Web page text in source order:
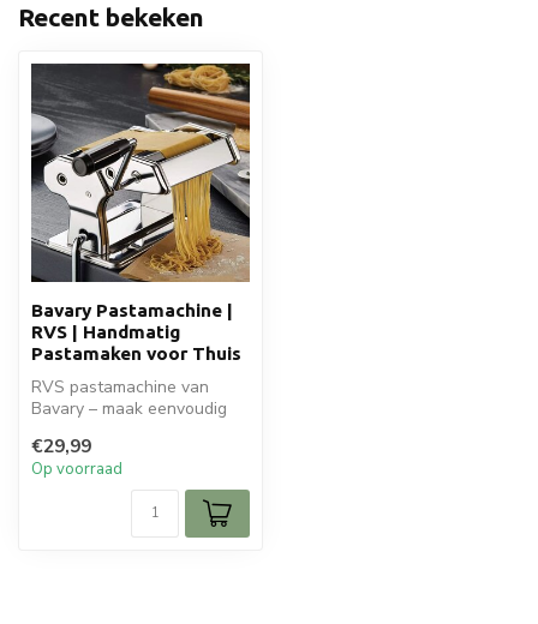
Recent bekeken
Bavary Pastamachine |
RVS | Handmatig
Pastamaken voor Thuis
RVS pastamachine van
Bavary – maak eenvoudig
spaghetti, t...
€29,99
Op voorraad